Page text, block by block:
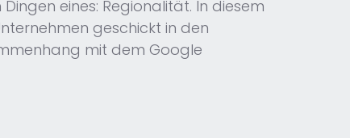
eines: Regionalität. In diesem
geschickt in den
mit dem Google